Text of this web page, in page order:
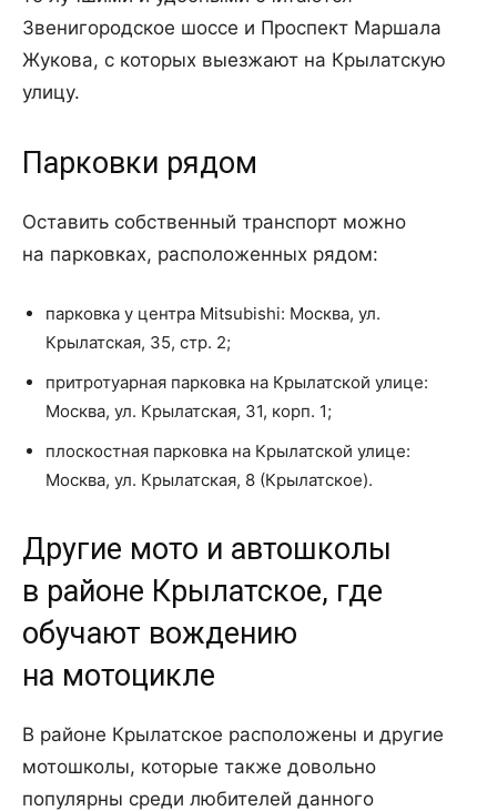
Звенигородское шоссе и Проспект Маршала
Жукова, с которых выезжают на Крылатскую
улицу.
Парковки рядом
Оставить собственный транспорт можно
на парковках, расположенных рядом:
парковка у центра Mitsubishi: Москва, ул.
Крылатская, 35, стр. 2;
притротуарная парковка на Крылатской улице:
Москва, ул. Крылатская, 31, корп. 1;
плоскостная парковка на Крылатской улице:
Москва, ул. Крылатская, 8 (Крылатское).
Другие мото и автошколы
в районе Крылатское, где
обучают вождению
на мотоцикле
В районе Крылатское расположены и другие
мотошколы, которые также довольно
популярны среди любителей данного